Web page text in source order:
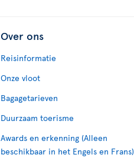
Over ons
Reisinformatie
Onze vloot
Bagagetarieven
Duurzaam toerisme
Awards en erkenning (Alleen
beschikbaar in het Engels en Frans)